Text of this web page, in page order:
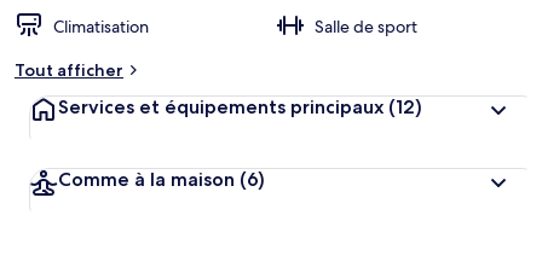
Climatisation
Salle de sport
Tout afficher
Services et équipements principaux (12)
Comme à la maison (6)